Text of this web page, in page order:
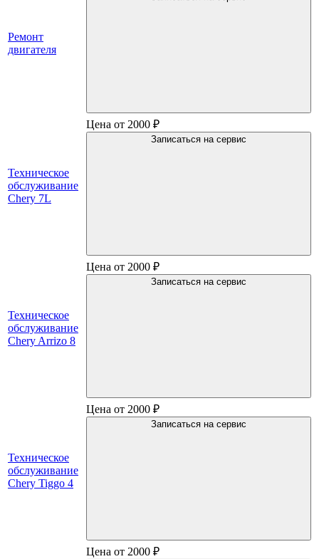
Ремонт
двигателя
Техническое
обслуживание
Chery 7L
Цена от 2000 ₽
Записаться на сервис
Техническое
обслуживание
Chery Arrizo 8
Цена от 2000 ₽
Записаться на сервис
Техническое
обслуживание
Chery Tiggo 4
Цена от 2000 ₽
Записаться на сервис
Цена от 2000 ₽